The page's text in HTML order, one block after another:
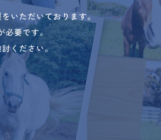
いただいております。
必要です。
ください。